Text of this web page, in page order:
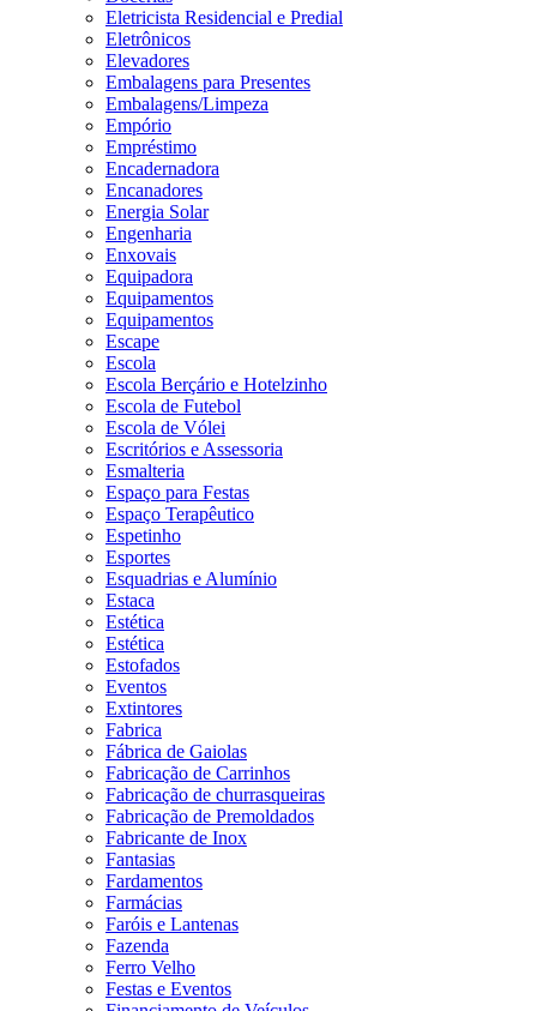
Eletricista Residencial e Predial
Eletrônicos
Elevadores
Embalagens para Presentes
Embalagens/Limpeza
Empório
Empréstimo
Encadernadora
Encanadores
Energia Solar
Engenharia
Enxovais
Equipadora
Equipamentos
Equipamentos
Escape
Escola
Escola Berçário e Hotelzinho
Escola de Futebol
Escola de Vólei
Escritórios e Assessoria
Esmalteria
Espaço para Festas
Espaço Terapêutico
Espetinho
Esportes
Esquadrias e Alumínio
Estaca
Estética
Estética
Estofados
Eventos
Extintores
Fabrica
Fábrica de Gaiolas
Fabricação de Carrinhos
Fabricação de churrasqueiras
Fabricação de Premoldados
Fabricante de Inox
Fantasias
Fardamentos
Farmácias
Faróis e Lantenas
Fazenda
Ferro Velho
Festas e Eventos